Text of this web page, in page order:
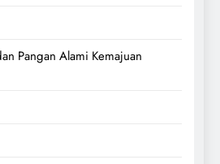
Pangan Alami Kemajuan